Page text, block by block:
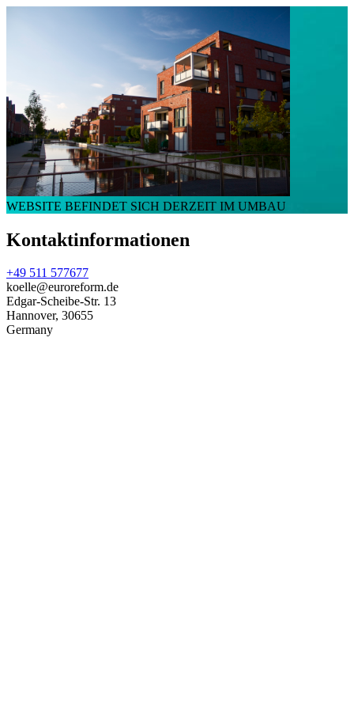
WEBSITE BEFINDET SICH DERZEIT IM UMBAU
Kontaktinformationen
+49 511 577677
koelle@euroreform.de
Edgar-Scheibe-Str. 13
Hannover, 30655
Germany